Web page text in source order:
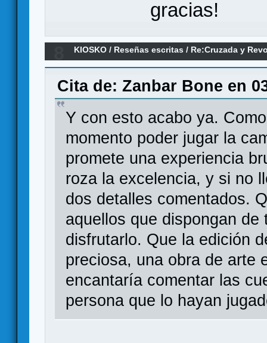
gracias!
KIOSKO / Reseñas escritas / Re:Cruzada y
Cita de: Zanbar Bone en
Y con esto acabo ya.
momento poder jugar la
promete una experiencia
roza la excelencia, y si no
dos detalles comentados.
aquellos que dispongan
disfrutarlo. Que la edición
preciosa, una obra de arte
encantaría comentar las
persona que lo hayan